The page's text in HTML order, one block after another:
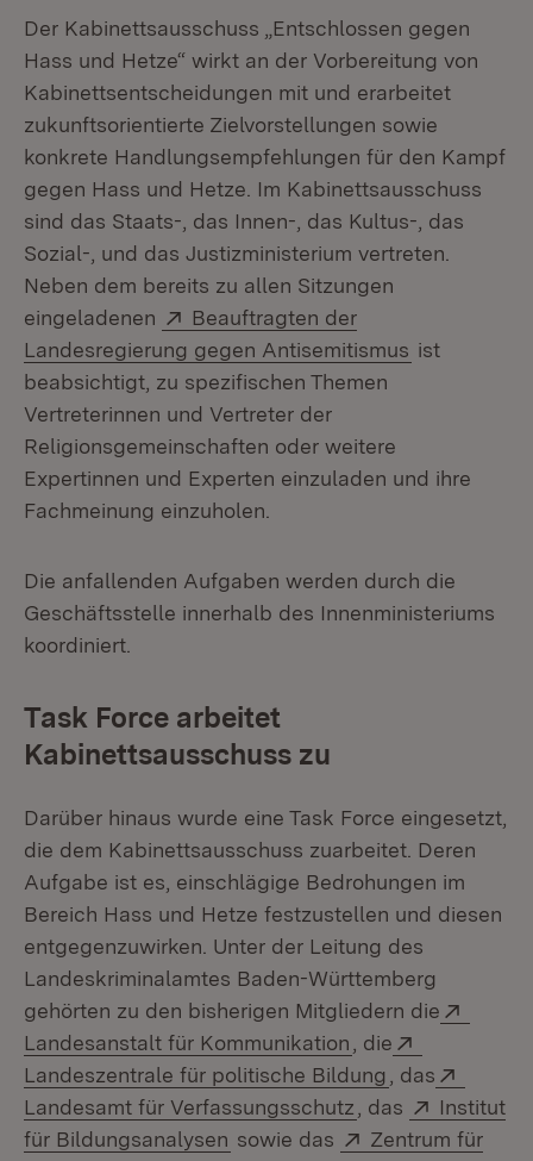
Der Kabinettsausschuss „Entschlossen gegen
Hass und Hetze“ wirkt an der Vorbereitung von
Kabinettsentscheidungen mit und erarbeitet
zukunftsorientierte Zielvorstellungen sowie
konkrete Handlungsempfehlungen für den Kampf
gegen Hass und Hetze. Im Kabinettsausschuss
sind das Staats-, das Innen-, das Kultus-, das
Sozial-, und das Justizministerium vertreten.
Neben dem bereits zu allen Sitzungen
eingeladenen
Extern:
Beauftragten der
Landesregierung gegen Antisemitismus (Öffnet in
ist
beabsichtigt, zu spezifischen Themen
Vertreterinnen und Vertreter der
Religionsgemeinschaften oder weitere
Expertinnen und Experten einzuladen und ihre
Fachmeinung einzuholen.
Die anfallenden Aufgaben werden durch die
Geschäftsstelle innerhalb des Innenministeriums
koordiniert.
Task Force arbeitet
Kabinettsausschuss zu
Darüber hinaus wurde eine Task Force eingesetzt,
die dem Kabinettsausschuss zuarbeitet. Deren
Aufgabe ist es, einschlägige Bedrohungen im
Bereich Hass und Hetze festzustellen und diesen
entgegenzuwirken. Unter der Leitung des
Landeskriminalamtes Baden-Württemberg
gehörten zu den bisherigen Mitgliedern die
Landesanstalt für Kommunikation (Öffnet in neuem
, die
Landeszentrale für politische Bildung (Öffnet in
, das
Landesamt für Verfassungsschutz (Öffnet in neuem
, das Extern:
Institut
für Bildungsanalysen (Öffnet in neuem Fenster)
sowie das Extern:
Zentrum für